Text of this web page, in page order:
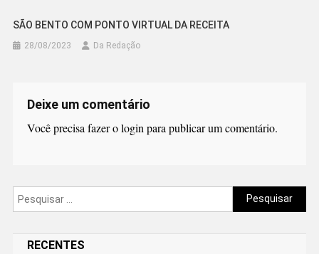
SÃO BENTO COM PONTO VIRTUAL DA RECEITA
28/08/2023 Da Redação
Deixe um comentário
Você precisa fazer ologin para publicar um comentário.
Pesquisar
por:
RECENTES